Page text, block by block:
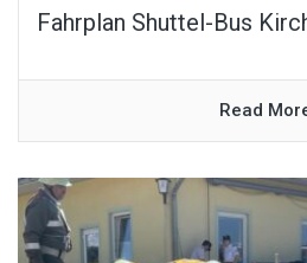
Fahrplan Shuttel-Bus
Read